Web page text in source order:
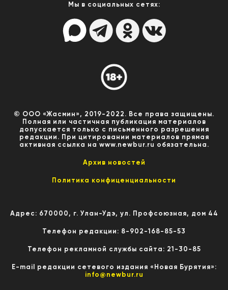
Мы в социальных сетях:
© ООО «Жасмин», 2019-2022. Все права защищены.
Полная или частичная публикация материалов
допускается только с письменного разрешения
редакции. При цитировании материалов прямая
активная ссылка на www.newbur.ru обязательна.
Архив новостей
Политика конфиценциальности
Адрес: 670000, г. Улан-Удэ, ул. Профсоюзная, дом 44
Телефон редакции: 8-902-168-85-53
Телефон рекламной службы сайта: 21-30-85
E-mail редакции сетевого издания «Новая Бурятия»:
info@newbur.ru